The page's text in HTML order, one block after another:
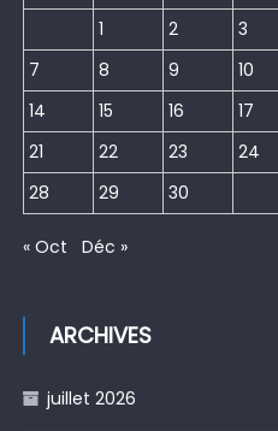
1 2 3
7
8 9 10
14
15 16 17
21
22 23 24
28
29 30
« Oct Déc »
ARCHIVES
juillet 2026